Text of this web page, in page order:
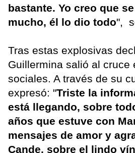
bastante. Yo creo que
mucho, él lo dio todo",
Tras estas explosivas
Guillermina salió al cruce
sociales. A través de su
expresó: "Triste la
está llegando, sobre
años que estuve con
mensajes de amor y
Cande, sobre el lindo